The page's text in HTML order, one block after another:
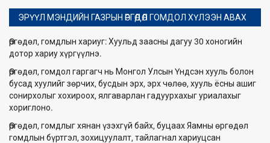
ЭРҮҮЛ МЭНДИЙН ГАЗРЫН ӨРГӨДӨЛ ГОМДОЛ ХҮЛЭЭН АВАХ
Өргөдөл, гомдлын хариуг: Хуульд заасны дагуу 30 хоногийн
дотор хариу хүргүүлнэ.
Өргөдөл, гомдол гаргагч нь Монгол Улсын Үндсэн хууль болон
бусад хуулийг зөрчих, бусдын эрх, эрх чөлөө, хууль ёсны ашиг
сонирхолыг хохироох, ялгаварлан гадуурхахыг уриалахыг
хориглоно.
Өргөдөл, гомдлыг хянан үзэхгүй байх, буцаах Яамны өргөдөл
гомдлын бүртгэл, зохицуулалт, тайлагнал хариуцсан